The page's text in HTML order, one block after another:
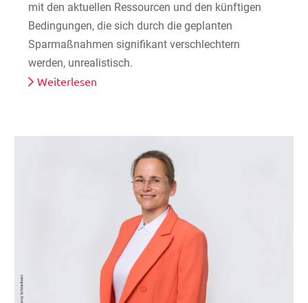
mit den aktuellen Ressourcen und den künftigen
Bedingungen, die sich durch die geplanten
Sparmaßnahmen signifikant verschlechtern
werden, unrealistisch.
Weiterlesen